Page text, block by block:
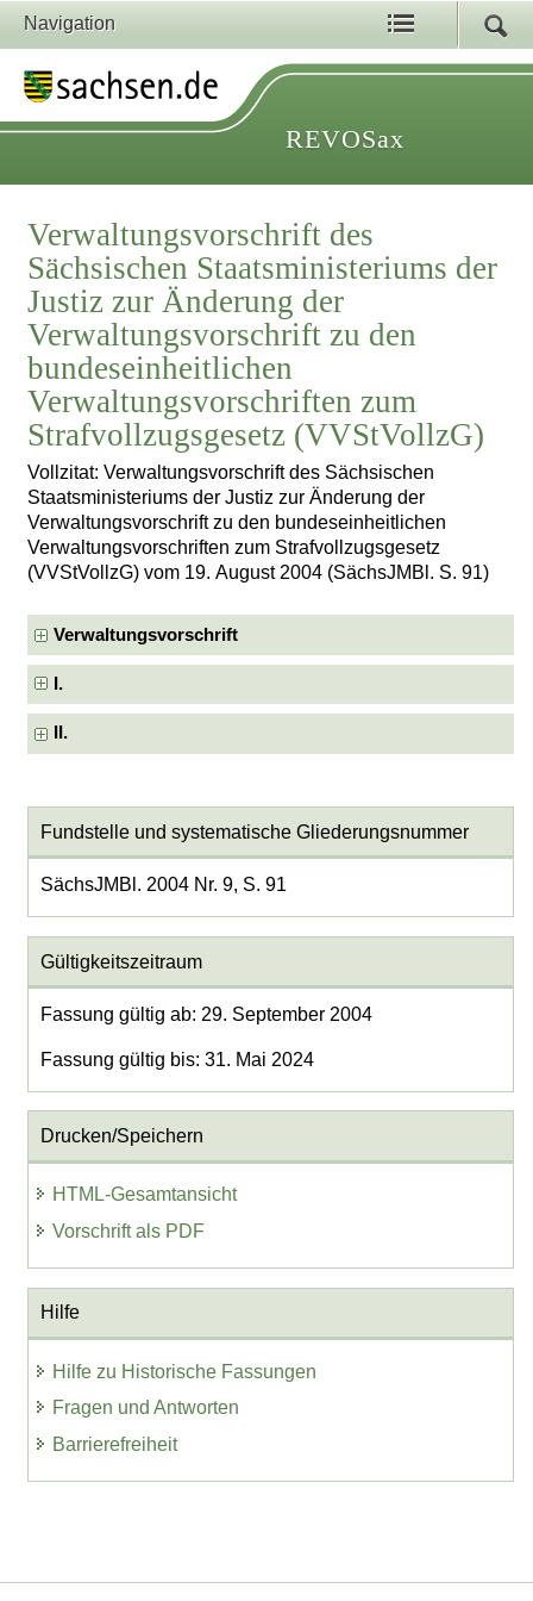
Navigation
REVOSax
Verwaltungsvorschrift des
Sächsischen Staatsministeriums der
Justiz zur Änderung der
Verwaltungsvorschrift zu den
bundeseinheitlichen
Verwaltungsvorschriften zum
Strafvollzugsgesetz (VVStVollzG)
Vollzitat: Verwaltungsvorschrift des Sächsischen
Staatsministeriums der Justiz zur Änderung der
Verwaltungsvorschrift zu den bundeseinheitlichen
Verwaltungsvorschriften zum Strafvollzugsgesetz
(VVStVollzG) vom 19. August 2004 (SächsJMBl. S. 91)
Verwaltungsvorschrift
I.
II.
Fundstelle und systematische Gliederungsnummer
SächsJMBl. 2004 Nr. 9, S. 91
Gültigkeitszeitraum
Fassung gültig ab: 29. September 2004
Fassung gültig bis: 31. Mai 2024
Drucken/Speichern
HTML-Gesamtansicht
Vorschrift als PDF
Hilfe
Hilfe zu Historische Fassungen
Fragen und Antworten
Barrierefreiheit